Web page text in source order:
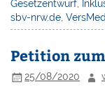
Gesetzentwurf
sbv-nrw.de ,
Petition
25/08/2020